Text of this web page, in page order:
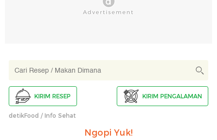
KIRIM RESEP KIRIM PENGALAMAN
detikFood Info Sehat
Ngopi Yuk!